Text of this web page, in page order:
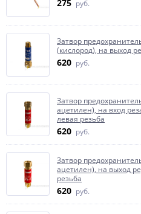
275 руб.
Затвор
(кислород), на выход
620 руб.
Затвор
ацетилен), на вход
левая резьба
620 руб.
Затвор
ацетилен), на выход
резьба
620 руб.